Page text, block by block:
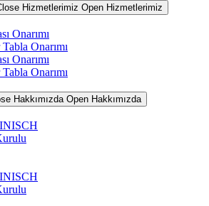
Hizmetlerimiz Open Hizmetlerimiz
Onarımı
Onarımı
Onarımı
Onarımı
Hakkımızda Open Hakkımızda